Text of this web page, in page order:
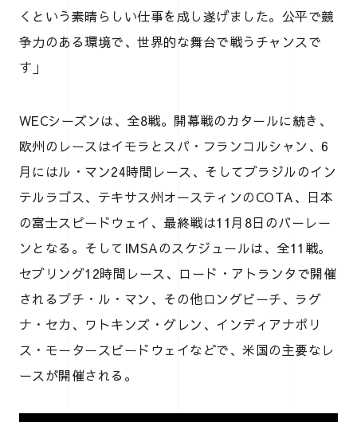
くという素晴らしい仕事を成し遂げました。公平で競
争力のある環境で、世界的な舞台で戦うチャンスで
す」
WECシーズンは、全8戦。開幕戦のカタールに続き、
欧州のレースはイモラとスパ・フランコルシャン、6
月にはル・マン24時間レース、そしてブラジルのイン
テルラゴス、テキサス州オースティンのCOTA、日本
の富士スピードウェイ、最終戦は11月8日のバーレー
ンとなる。そしてIMSAのスケジュールは、全11戦。
セブリング12時間レース、ロード・アトランタで開催
されるプチ・ル・マン、その他ロングビーチ、ラグ
ナ・セカ、ワトキンズ・グレン、インディアナポリ
ス・モータースピードウェイなどで、米国の主要なレ
ースが開催される。